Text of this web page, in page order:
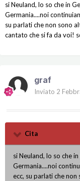
si Neuland, lo so che in
Germania....noi
su parlati che non sono
cantato che si fa da voi!
graf
Inviato 2
Cita
si Neuland, lo so che
Germania....noi
ecc, su parlati che